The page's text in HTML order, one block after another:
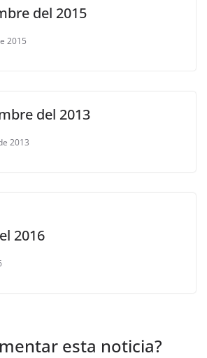
del 2015
2015
del 2013
2013
2016
esta noticia?